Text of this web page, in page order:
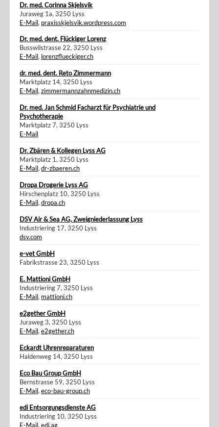
Dr. med. Corinna Skjelsvik
Juraweg 1a, 3250 Lyss
E-Mail, praxisskjelsvik.wordpress.com
Dr. med. dent. Flückiger Lorenz
Busswilstrasse 22, 3250 Lyss
E-Mail, lorenzflueckiger.ch
dr. med. dent. Reto Zimmermann
Marktplatz 14, 3250 Lyss
E-Mail,zimmermannzahnmedizin.ch
Dr. med. Jan Schmid Facharzt für Psychiatrie und
Psychotherapie
Marktplatz 7, 3250 Lyss
E-Mail
Dr. Zbären & Kollegen Lyss AG
Marktplatz 1, 3250 Lyss
E-Mail,dr-zbaeren.ch
Dropa Drogerie Lyss AG
Hirschenplatz 10, 3250 Lyss
E-Mail, dropa.ch
DSV Air & Sea AG, Zweigniederlassung Lyss
Industriering 17, 3250 Lyss
dsv.com
e-vet GmbH
Fabrikstrasse 23, 3250 Lyss
E. Mattioni GmbH
Industriering 7, 3250 Lyss
E-Mail, mattioni.ch
e2gether GmbH
Juraweg 3, 3250 Lyss
E-Mail, e2gether.ch
Eckardt Uhrenreparaturen
Haldenweg 14, 3250 Lyss
Eco Bau Group GmbH
Bernstrasse 59, 3250 Lyss
E-Mail, eco-bau-group.ch
edi Entsorgungsdienste AG
Industriering 10, 3250 Lyss
E-Mail, edi.ag